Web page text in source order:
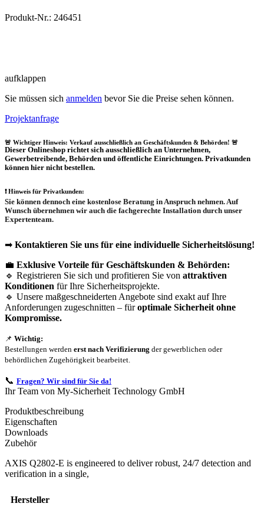
Produkt-Nr.: 246451
aufklappen
Sie müssen sich anmelden bevor Sie die Preise sehen können.
Projektanfrage
🚨 Wichtiger Hinweis: Verkauf ausschließlich an Geschäftskunden & Behörden! 🚨
Dieser Onlineshop richtet sich ausschließlich an Unternehmen,
Gewerbetreibende, Behörden und öffentliche Einrichtungen. Privatkunden
können hier nicht bestellen.
❗Hinweis für Privatkunden:
Sie können dennoch eine kostenlose Beratung in Anspruch nehmen. Auf
Wunsch übernehmen wir auch die fachgerechte Installation durch unser
Expertenteam.
➡ Kontaktieren Sie uns für eine individuelle Sicherheitslösung!
💼 Exklusive Vorteile für Geschäftskunden & Behörden:
🔹 Registrieren Sie sich und profitieren Sie von attraktiven
Konditionen für Ihre Sicherheitsprojekte.
🔹 Unsere maßgeschneiderten Angebote sind exakt auf Ihre
Anforderungen zugeschnitten – füroptimale Sicherheit ohne
Kompromisse.
📌 Wichtig:
Bestellungen werden erst nach Verifizierung der gewerblichen oder
behördlichen Zugehörigkeit bearbeitet.
📞 Fragen? Wir sind für Sie da!
Ihr Team von My-Sicherheit Technology GmbH
Produktbeschreibung
Eigenschaften
Downloads
Zubehör
AXIS Q2802-E is engineered to deliver robust, 24/7 detection and
verification in a single,
Hersteller